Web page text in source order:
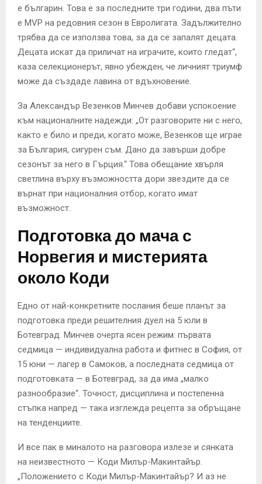
е българин. Това е за последните три години, два пъти
е MVP на редовния сезон в Евролигата. Задължително
трябва да се използва това, за да се запалят децата.
Децата искат да приличат на играчите, които гледат“,
каза селекционерът, явно убежден, че личният триумф
може да създаде лавина от вдъхновение.
За Александър Везенков Минчев добави успокоение
към националните надежди: „От разговорите ни с него,
както е било и преди, когато може, Везенков ще играе
за България, сигурен съм. Дано да завърши добре
сезонът за него в Гърция.“ Това обещание хвърля
светлина върху възможността дори звездите да се
върнат при националния отбор, когато имат
възможност.
Подготовка до мача с
Норвегия и мистерията
около Коди
Едно от най-конкретните послания беше планът за
подготовка преди решителния дуел на 5 юли в
Ботевград. Минчев очерта ясен режим: първата
седмица — индивидуална работа и фитнес в София, от
15 юни — лагер в Самоков, а последната седмица от
подготовката — в Ботевград, за да има „малко
разнообразие“. Точност, дисциплина и постепенна
стъпка напред — така изглежда рецепта за обръщане
на тенденциите.
И все пак в миналото на разговора излезе и сянката
на неизвестното — Коди Милър-Макинтайър.
„Положението с Коди Милър-Макинтайър? И аз не